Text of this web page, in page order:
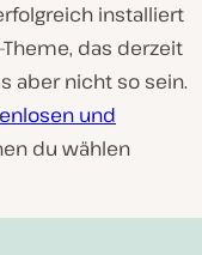
installiert
das derzeit
aber nicht so sein.
und
du wählen